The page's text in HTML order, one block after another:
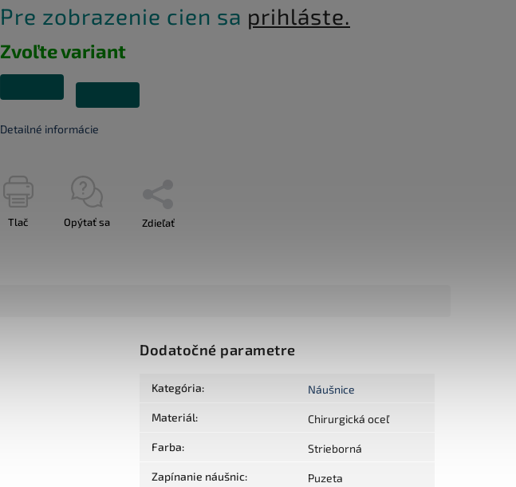
Pre zobrazenie cien sa prihláste.
Zvoľte variant
Detailné informácie
Tlač Opýtať sa Zdieľať
Dodatočné parametre
Kategória: Náušnice
Materiál: Chirurgická oceľ
Farba: Strieborná
Zapínanie náušnic: Puzeta